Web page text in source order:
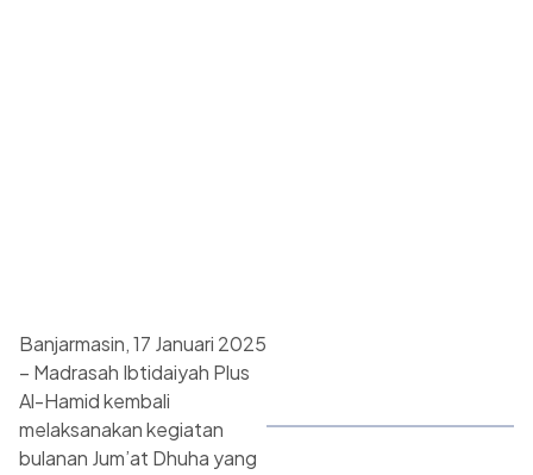
Banjarmasin, 17 Januari 2025
– Madrasah Ibtidaiyah Plus
Al-Hamid kembali
melaksanakan kegiatan
bulanan Jum’at Dhuha yang